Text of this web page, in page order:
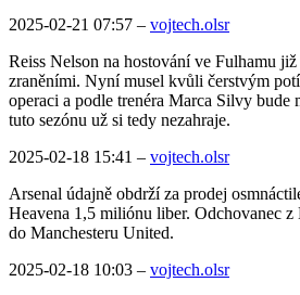
2025-02-21 07:57 – vojtech.olsr
Reiss Nelson na hostování ve Fulhamu
zraněními. Nyní musel kvůli čerstvým
operaci a podle trenéra Marca Silvy bude
tuto sezónu už si tedy nezahraje.
2025-02-18 15:41 – vojtech.olsr
Arsenal údajně obdrží za prodej
Heavena 1,5 miliónu liber. Odchovanec z
do Manchesteru United.
2025-02-18 10:03 – vojtech.olsr